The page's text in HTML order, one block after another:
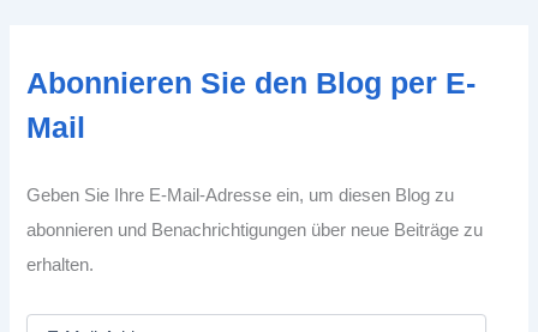
Abonnieren Sie den Blog per E-
Mail
Geben Sie Ihre E-Mail-Adresse ein, um diesen Blog zu
abonnieren und Benachrichtigungen über neue Beiträge zu
erhalten.